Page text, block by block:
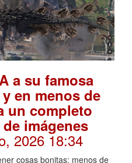
a su famosa
en menos de
un completo
imágenes
2026 18:34
cosas bonitas: menos de